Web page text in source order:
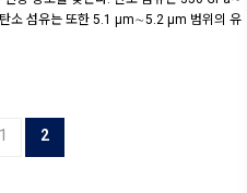
소 섬유는 또한 5.1 μm∼5.2 μm 범위의 유
1 2